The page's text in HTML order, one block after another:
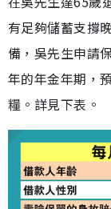
有足夠儲蓄支撐
備，吳先生申請
年的年金年期，
糧。詳見下表。